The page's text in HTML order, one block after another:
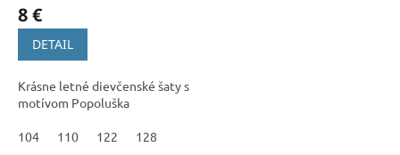
8 €
DETAIL
Krásne letné dievčenské šaty s
motívom Popoluška
104 110 122 128